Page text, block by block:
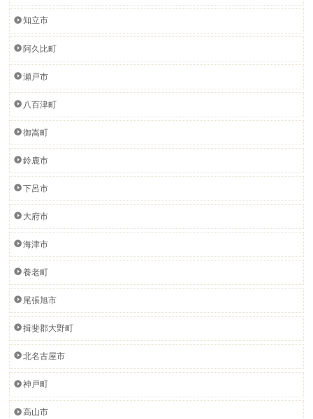
知立市
阿久比町
瀬戸市
八百津町
御嵩町
鈴鹿市
下呂市
大府市
海津市
養老町
尾張旭市
揖斐郡大野町
北名古屋市
神戸町
高山市